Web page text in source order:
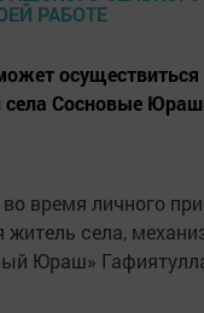
осуществиться
Сосновые
время личного
житель села,
Юраш»